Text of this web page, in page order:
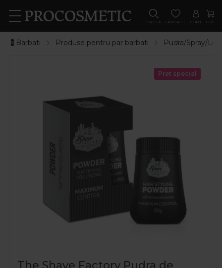
CAUTA FAVORITE CONT COS
💈Barbati Produse pentru par barbati Pudra/Spray/
Pret special